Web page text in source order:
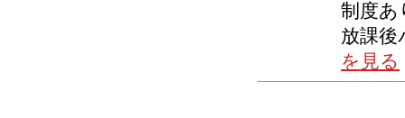
制度あ
放課後
を見る